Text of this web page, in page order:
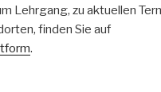
Lehrgang, zu aktuellen
finden Sie auf
.